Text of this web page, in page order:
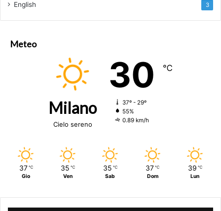
English 3
Meteo
Milano
Cielo sereno
30 ℃
37º - 29º
55%
0.89 km/h
37 ℃
Gio
35 ℃
Ven
35 ℃
Sab
37 ℃
Dom
39 ℃
Lun